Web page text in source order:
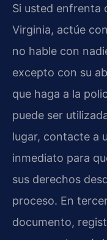
Si usted enfrenta
Virginia, actúe
no hable con
excepto con su
que haga a la
puede ser
lugar, contacte a
inmediato para
sus derechos
proceso. En
documento,